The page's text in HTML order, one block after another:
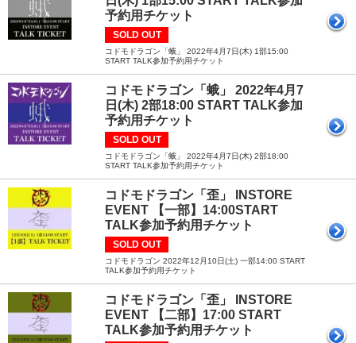
予約用チケット
SOLD OUT
コドモドラゴン「蛾」 2022年4月7日(木) 1部15:00
START TALK参加予約用チケット
コドモドラゴン「蛾」 2022年4月7
日(木) 2部18:00 START TALK参加
予約用チケット
SOLD OUT
コドモドラゴン「蛾」 2022年4月7日(木) 2部18:00
START TALK参加予約用チケット
コドモドラゴン「歪」 INSTORE
EVENT 【一部】14:00START
TALK参加予約用チケット
SOLD OUT
コドモドラゴン 2022年12月10日(土) 一部14:00 START
TALK参加予約用チケット
コドモドラゴン「歪」 INSTORE
EVENT 【二部】17:00 START
TALK参加予約用チケット